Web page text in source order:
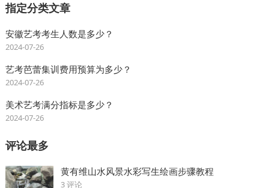
指定分类文章
安徽艺考考生人数是多少？
2024-07-26
艺考芭蕾集训费用预算为多少？
2024-07-26
美术艺考满分指标是多少？
2024-07-26
评论最多
黄有维山水风景水彩写生绘画步骤教程
3 评论